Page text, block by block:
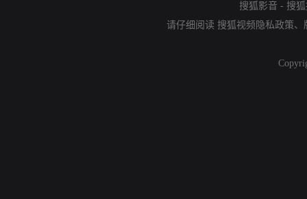
搜狐影音 - 搜
请仔细阅读 搜狐视频隐私政策、